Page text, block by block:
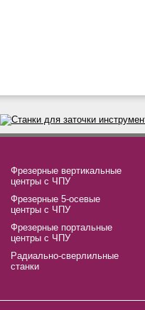
Фрезерные вертикальные
центры с ЧПУ
Фрезерные 5-осевые
центры с ЧПУ
Фрезерные портальные
центры с ЧПУ
Радиально-сверлильные
станки